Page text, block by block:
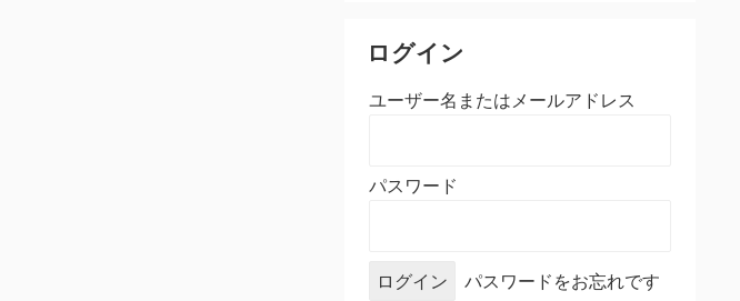
ログイン
ユーザー名またはメールアドレス
パスワード
パスワードをお忘れです